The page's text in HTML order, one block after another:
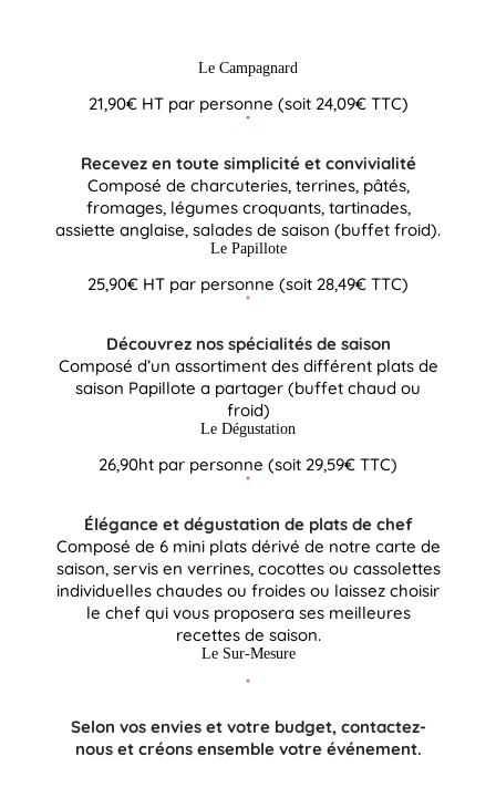
Le Campagnard
21,90€ HT par personne (soit 24,09€ TTC)
Recevez en toute simplicité et convivialité
Composé de charcuteries, terrines, pâtés,
fromages, légumes croquants, tartinades,
assiette anglaise, salades de saison (buffet froid).
Le Papillote
25,90€ HT par personne (soit 28,49€ TTC)
Découvrez nos spécialités de saison
Composé d’un assortiment des différent plats de
saison Papillote a partager (buffet chaud ou
froid)
Le Dégustation
26,90ht par personne (soit 29,59€ TTC)
Élégance et dégustation de plats de chef
Composé de 6 mini plats dérivé de notre carte de
saison, servis en verrines, cocottes ou cassolettes
individuelles chaudes ou froides ou laissez choisir
le chef qui vous proposera ses meilleures
recettes de saison.
Le Sur-Mesure
Selon vos envies et votre budget, contactez-
nous et créons ensemble votre événement.